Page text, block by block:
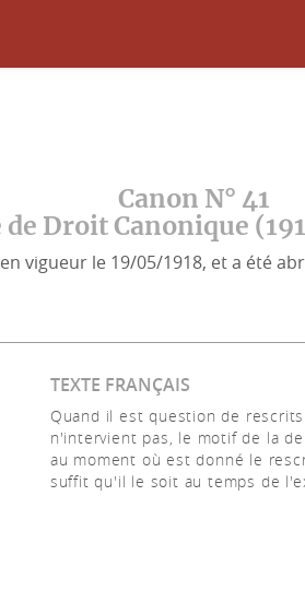
Canon N° 41
de Droit Canonique
vigueur le 19/05/1918, et a été
TEXTE FRANÇAIS
Quand il est question de
n'intervient pas, le motif de la
au moment où est donné le
suffit qu'il le soit au temps de